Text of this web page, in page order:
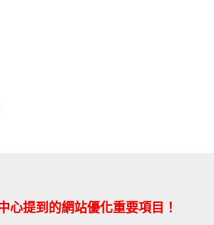
心提到的網站優化重要項目！